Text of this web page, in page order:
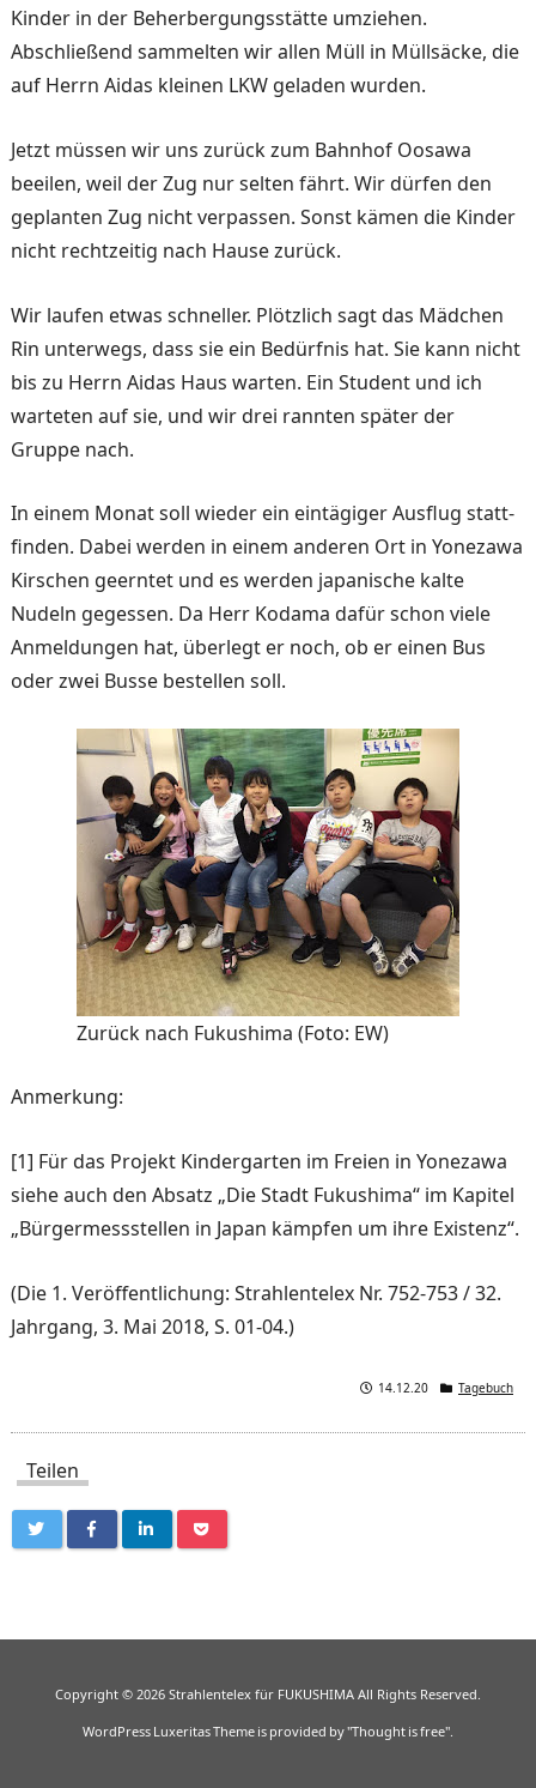
Kinder in der Beherbergungsstätte umziehen.
Abschließend sam­melten wir allen Müll in Müllsäcke, die
auf Herrn Aidas kleinen LKW geladen wurden.
Jetzt müssen wir uns zurück zum Bahnhof Oosawa
beeilen, weil der Zug nur selten fährt. Wir dürfen den
geplanten Zug nicht verpassen. Sonst kämen die Kinder
nicht rechtzeitig nach Hause zurück.
Wir laufen etwas schneller. Plötzlich sagt das Mädchen
Rin unterwegs, dass sie ein Bedürfnis hat. Sie kann nicht
bis zu Herrn Aidas Haus war­ten. Ein Student und ich
war­teten auf sie, und wir drei rannten später der
Gruppe nach.
In einem Monat soll wieder ein eintägiger Ausflug statt­
finden. Dabei werden in ei­nem anderen Ort in Yonezawa
Kirschen geerntet und es wer­den japanische kalte
Nudeln gegessen. Da Herr Kodama dafür schon viele
Anmeldun­gen hat, überlegt er noch, ob er einen Bus
oder zwei Busse bestellen soll.
Zurück nach Fukushima (Foto: EW)
Anmerkung:
[1] Für das Projekt Kindergar­ten im Freien in Yonezawa
siehe auch den Absatz „Die Stadt Fukushima“ im Kapitel
„Bürgermessstellen in Japan kämpfen um ihre Existenz“.
(Die 1. Veröffentlichung: Strahlentelex Nr. 752-753 / 32.
Jahrgang, 3. Mai 2018, S. 01-04.)
14.12.20 Tagebuch
Teilen
Copyright © 2026 Strahlentelex für FUKUSHIMA All Rights Reserved.
WordPress Luxeritas Theme is provided by "Thought is free".